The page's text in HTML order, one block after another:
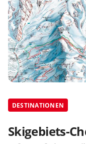
DESTINATIONEN
Skigebiets-